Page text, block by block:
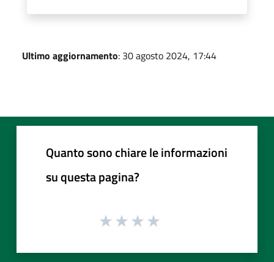
Ultimo aggiornamento: 30 agosto 2024, 17:44
Quanto sono chiare le informazioni
su questa pagina?